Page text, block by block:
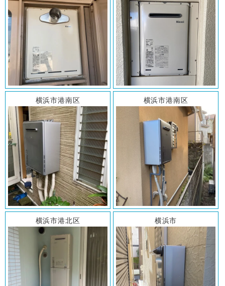
横浜市港南区 横浜市港南区
横浜市港北区 横浜市